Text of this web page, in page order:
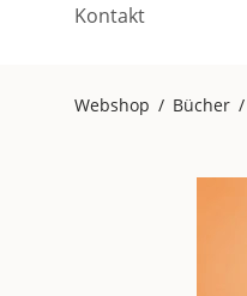
Kontakt
Webshop / Bücher /